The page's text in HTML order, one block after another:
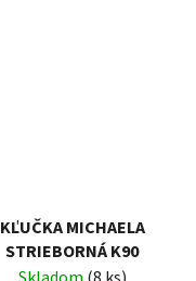
KĽUČKA MICHAELA
STRIEBORNÁ K90